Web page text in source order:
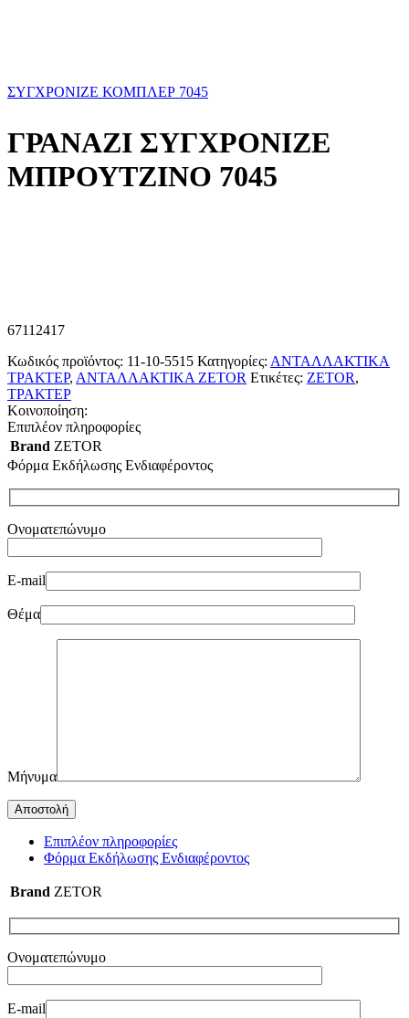
ΣΥΓΧΡΟΝΙΖΕ ΚΟΜΠΛΕΡ 7045
ΓΡΑΝΑΖΙ ΣΥΓΧΡΟΝΙΖΕ
ΜΠΡΟΥΤΖΙΝΟ 7045
67112417
Κωδικός προϊόντος: 11-10-5515 Κατηγορίες: ΑΝΤΑΛΛΑΚΤΙΚΑ
ΤΡΑΚΤΕΡ, ΑΝΤΑΛΛΑΚΤΙΚΑ ZETOR Ετικέτες: ZETOR,
ΤΡΑΚΤΕΡ
Κοινοποίηση:
Επιπλέον πληροφορίες
Brand ZETOR
Φόρμα Εκδήλωσης Ενδιαφέροντος
Ονοματεπώνυμο
E-mail
Θέμα
Μήνυμα
Επιπλέον πληροφορίες
Φόρμα Εκδήλωσης Ενδιαφέροντος
Brand ZETOR
Ονοματεπώνυμο
E-mail